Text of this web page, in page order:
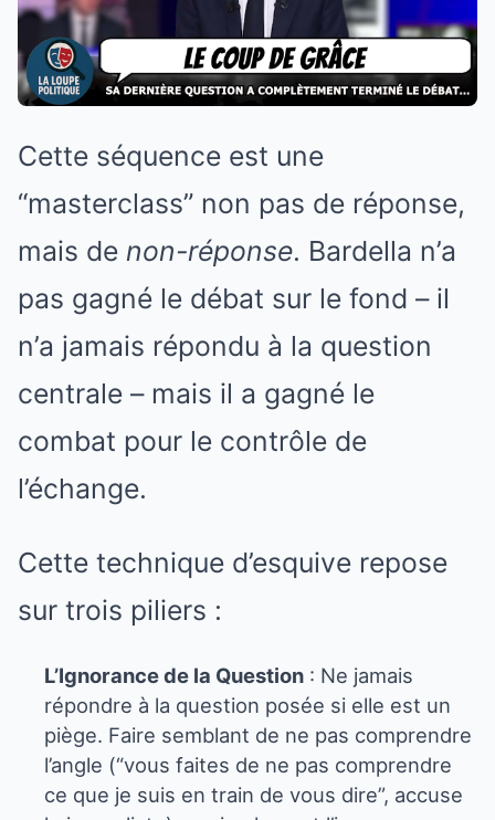
Cette séquence est une
“masterclass” non pas de réponse,
mais de non-réponse. Bardella n’a
pas gagné le débat sur le fond – il
n’a jamais répondu à la question
centrale – mais il a gagné le
combat pour le contrôle de
l’échange.
Cette technique d’esquive repose
sur trois piliers :
L’Ignorance de la Question : Ne jamais
répondre à la question posée si elle est un
piège. Faire semblant de ne pas comprendre
l’angle (“vous faites de ne pas comprendre
ce que je suis en train de vous dire”, accuse